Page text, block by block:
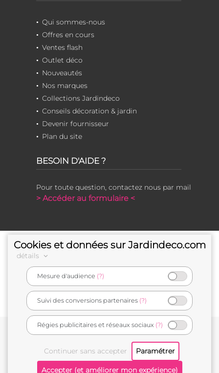
Qui sommes-nous
Offres en cours
Ventes flash
Outlet déco
Nouveautés
Nos marques
Collections Jardindeco
Conseils décoration & jardin
Devenir fournisseur
Plan du site
BESOIN D'AIDE ?
Pour toute question, contactez nous par mail
> Accéder au formulaire <
e-commerçant français
Cookies et données sur Jardindeco.com
détails
Mesure d'audience (?)
Suivi des conversions partenaires (?)
Régies publicitaires et réseaux sociaux (?)